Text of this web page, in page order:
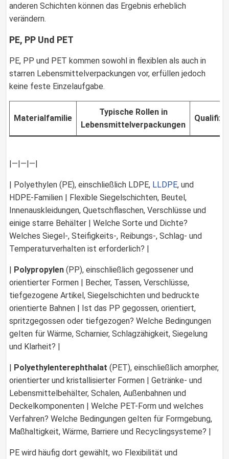
anderen Schichten können das Ergebnis erheblich
verändern.
PE, PP Und PET
PE, PP und PET kommen sowohl in flexiblen als auch in
starren Lebensmittelverpackungen vor, erfüllen jedoch
keine feste Einzelaufgabe.
Materialfamilie
Typische Rollen in
Lebensmittelverpackungen
|—|—|—|
| Polyethylen (PE), einschließlich LDPE, LLDPE, und
HDPE-Familien | Flexible Siegelschichten, Beutel,
Innenauskleidungen, Quetschflaschen, Verschlüsse und
einige starre Behälter | Welche Sorte und Dichte?
Welches Siegel-, Steifigkeits-, Reibungs-, Schlag- und
Temperaturverhalten ist erforderlich? |
| Polypropylen (PP), einschließlich gegossener und
orientierter Formen | Becher, Tassen, Verschlüsse,
tiefgezogene Artikel, Siegelschichten und bedruckte
orientierte Bahnen | Ist das PP gegossen, orientiert,
spritzgegossen oder tiefgezogen? Welche Bedingungen
gelten für Wärme, Scharnier, Schlagzähigkeit, Siegelung
und Klarheit? |
| Polyethylenterephthalat (PET), einschließlich amorpher,
orientierter und kristallisierter Formen | Getränke- und
Lebensmittelbehälter, Schalen, Außenbahnen und
Deckelkomponenten | Welche PET-Form und welches
Verfahren? Welche Bedingungen gelten für Formgebung,
Maßhaltigkeit, Wärme, Barriere und Recyclingsysteme? |
PE wird häufig dort gewählt, wo Flexibilität und